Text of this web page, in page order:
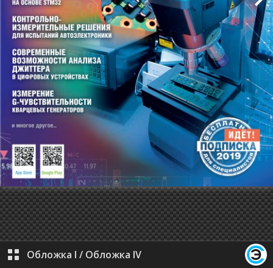
Обложка I / Обложка IV